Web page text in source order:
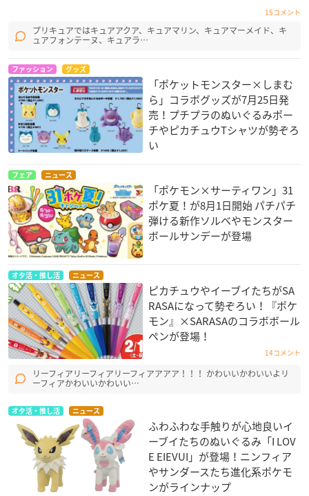
15コメント
プリキュアではキュアアクア、キュアマリン、キュアマーメイド、キ
ュアフォンテーヌ、キュアラ…
ファッション グッズ
「ポケットモンスター×しまむ
ら」コラボグッズが7月25日発
売！プチプラのぬいぐるみポー
チやピカチュウTシャツが勢ぞろ
い
フェア ニュース
「ポケモン×サーティワン」31
ポケ夏！が8月1日開始 パチパチ
弾ける新作ソルベやモンスター
ボールサンデーが登場
オタ活・推し活 ニュース
ピカチュウやイーブイたちがSA
RASAになって勢ぞろい！『ポケ
モン』×SARASAのコラボボール
ペンが登場！
14コメント
リーフィアリーフィアリーフィアアアア！！！ かわいいかわいいよリ
ーフィアかわいいかわいい…
オタ活・推し活 ニュース
ふわふわな手触りが心地良いイ
ーブイたちのぬいぐるみ「I LOV
E EIEVUI」が登場！ニンフィア
やサンダースたち進化系ポケモ
ンがラインナップ